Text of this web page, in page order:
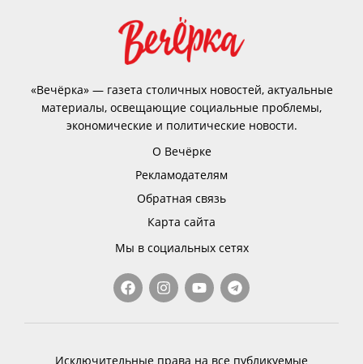
«Вечёрка» — газета столичных новостей, актуальные
материалы, освещающие социальные проблемы,
экономические и политические новости.
О Вечёрке
Рекламодателям
Обратная связь
Карта сайта
Мы в социальных сетях
Исключительные права на все публикуемые